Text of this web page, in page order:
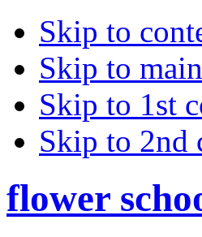
Skip to
Skip to
Skip to 1st
Skip to 2nd
flower